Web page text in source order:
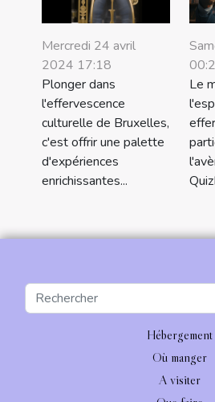
Mercredi 24 avril
2024 17:18
Plonger dans
l'effervescence
culturelle de Bruxelles,
c'est offrir une palette
d'expériences
enrichissantes...
Le
Hébergement
Où manger
A visiter